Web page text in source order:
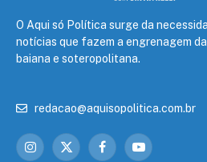
O Aqui só Política surge da
notícias que fazem a engrenagem
baiana e soteropolitana.
redacao@aquisopolitica.com.br
Instagram
X
FacebookYouTube